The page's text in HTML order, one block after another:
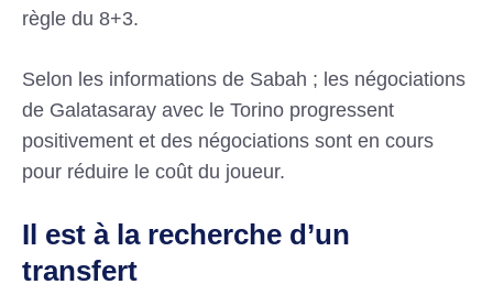
règle du 8+3.
Selon les informations de Sabah ; les négociations
de Galatasaray avec le Torino progressent
positivement et des négociations sont en cours
pour réduire le coût du joueur.
Il est à la recherche d’un
transfert